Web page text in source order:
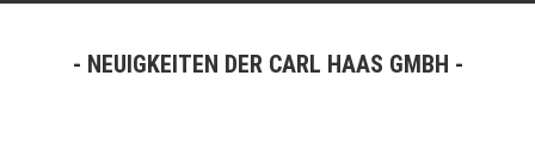
NEUIGKEITEN DER CARL HAAS GMBH